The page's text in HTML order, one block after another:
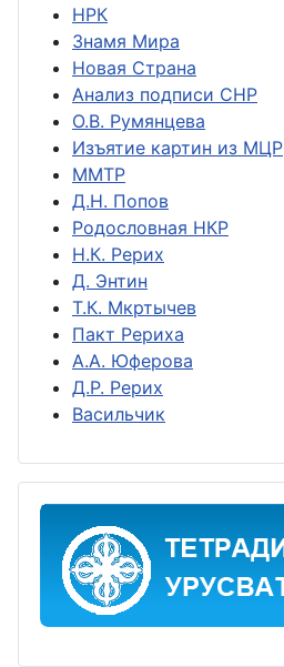
НРК
Знамя Мира
Новая Страна
Анализ подписи СНР
О.В. Румянцева
Изъятие картин из МЦР
ММТР
Д.Н. Попов
Родословная НКР
Н.К. Рерих
Д. Энтин
Т.К. Мкртычев
Пакт Рериха
А.А. Юферова
Д.Р. Рерих
Васильчик